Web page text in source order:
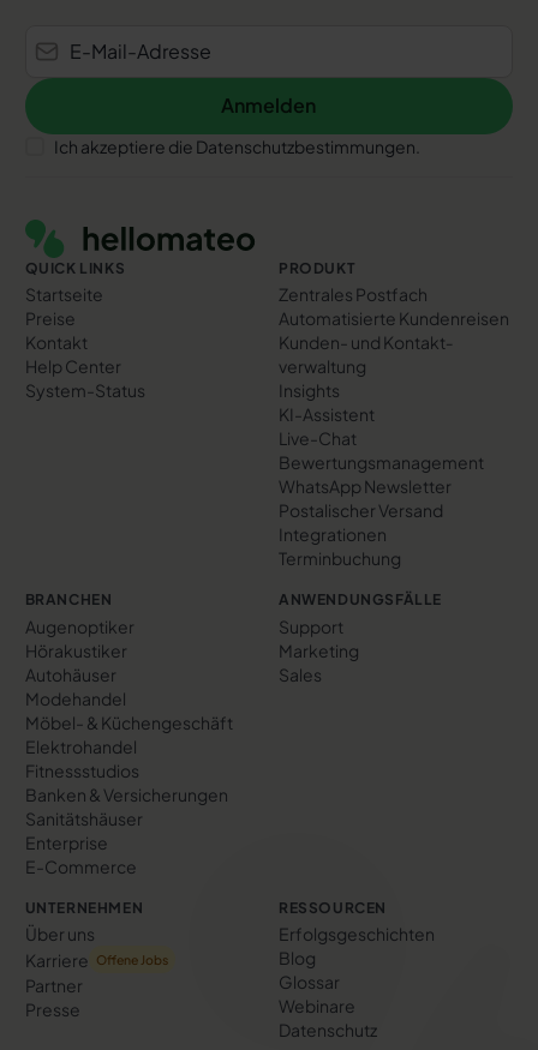
Anmelden
Anmelden
Ich akzeptiere die Datenschutzbestimmungen.
QUICK LINKS
Startseite
Preise
Kontakt
Help Center
System-Status
PRODUKT
Zentrales Postfach
Automatisierte Kundenreisen
Kunden- und Kontakt­
verwaltung
Insights
KI-Assistent
Live-Chat
Bewertungs­management
WhatsApp Newsletter
Postalischer Versand
Integrationen
Terminbuchung
BRANCHEN
Augenoptiker
Hörakustiker
Autohäuser
Modehandel
Möbel- & Küchengeschäft
Elektrohandel
Fitnessstudios
Banken & Versicherungen
Sanitätshäuser
Enterprise
E-Commerce
ANWENDUNGSFÄLLE
Support
Marketing
Sales
UNTERNEHMEN
Über uns
Karriere
Offene Jobs
Partner
Presse
RESSOURCEN
Erfolgs­geschichten
Blog
Glossar
Webinare
Datenschutz